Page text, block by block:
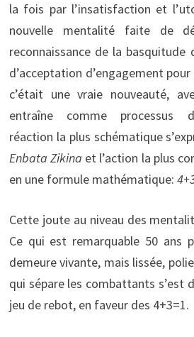
la fois par l’insatisfaction et
nouvelle mentalité faite de
reconnaissance de la
d’acceptation d’engagement
c’était une vraie nouveauté,
entraîne comme processus
réaction la plus schématique
Enbata Zikina et l’action la plus
en une formule mathématique:
Cette joute au niveau des
Ce qui est remarquable 50 ans
demeure vivante, mais lissée,
qui sépare les combattants s’est
jeu de rebot, en faveur des 4+3=1.